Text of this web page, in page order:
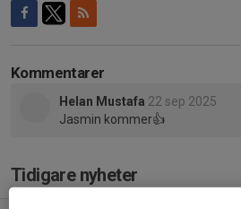
Kommentarer
Helan Mustafa 22 sep 2025
Jasmin kommer👍
Tidigare nyheter